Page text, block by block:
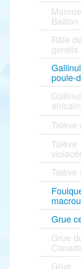
Baillon
Râle
genêts
poule-
Talève
Talève
Talève
Grue
Grue
Grue